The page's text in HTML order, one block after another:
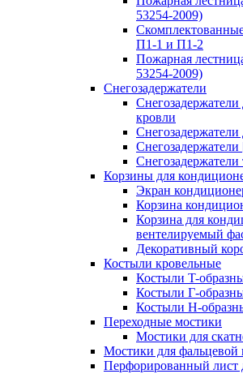
53254-2009)
П1-1 и П1-2
Пожарная
53254-2009)
Снегозадержатели
Снегозадержатели
кровли
Снегозадержатели
Корзины для
Экран
Корзина
Корзина для
вентелируемый
Декоративный
Костыли кровельные
Костыли T-
Костыли Г-
Костыли Н-
Переходные мостики
Мостики для
Мостики для фальцевой
Перфорированный